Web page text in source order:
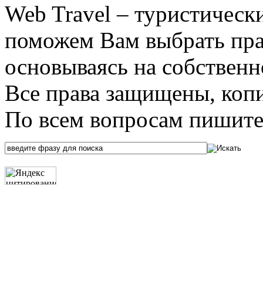
Web Travel –
поможем Вам выбрать
основываясь на
Все права защищены,
По всем вопросам